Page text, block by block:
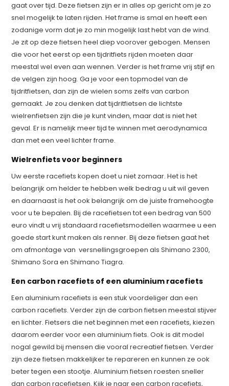
gaat over tijd. Deze fietsen zijn er in alles op gericht om je zo
snel mogelijk te laten rijden. Het frame is smal en heeft een
zodanige vorm dat je zo min mogelijk last hebt van de wind.
Je zit op deze fietsen heel diep voorover gebogen. Mensen
die voor het eerst op een tijdritfiets rijden moeten daar
meestal wel even aan wennen. Verder is het frame vrij stijf en
de velgen zijn hoog. Ga je voor een topmodel van de
tijdritfietsen, dan zijn de wielen soms zelfs van carbon
gemaakt. Je zou denken dat tijdritfietsen de lichtste
wielrenfietsen zijn die je kunt vinden, maar dat is niet het
geval. Er is namelijk meer tijd te winnen met aerodynamica
dan met een veel lichter frame.
Wielrenfiets voor beginners
Uw eerste racefiets kopen doet u niet zomaar. Het is het
belangrijk om helder te hebben welk bedrag u uit wil geven
en daarnaast is het ook belangrijk om de juiste framehoogte
voor u te bepalen. Bij de racefietsen tot een bedrag van 500
euro vindt u vrij standaard racefietsmodellen waarmee u een
goede start kunt maken als renner. Bij deze fietsen gaat het
om afmontage van versnellingsgroepen als Shimano 2300,
Shimano Sora en Shimano Tiagra.
Een carbon racefiets of een aluminium racefiets
Een aluminium racefiets is een stuk voordeliger dan een
carbon racefiets. Verder zijn de carbon fietsen meestal stijver
en lichter. Fietsers die net beginnen met een racefiets, kiezen
daarom eerder voor een aluminium fiets. Ook is dit model
nogal gewild bij mensen die vooral recreatief fietsen. Verder
zijn deze fietsen makkelijker te repareren en kunnen ze ook
beter tegen een stootje. Aluminium fietsen roesten sneller
dan carbon racefietsen. Kijk je naar een carbon racefiets,